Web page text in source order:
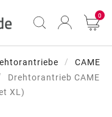
0
CAME
Drehtorantrieb CAME
XL)